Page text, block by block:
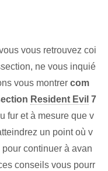
vous retrouvez coi
ne vous inquié
vous montrer com
Resident Evil 7
fur et à mesure que v
un point où v
continuer à avan
conseils vous pourr